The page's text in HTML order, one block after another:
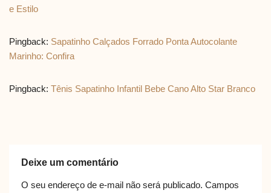
e Estilo
Pingback: Sapatinho Calçados Forrado Ponta Autocolante
Marinho: Confira
Pingback: Tênis Sapatinho Infantil Bebe Cano Alto Star Branco
Deixe um comentário
O seu endereço de e-mail não será publicado. Campos